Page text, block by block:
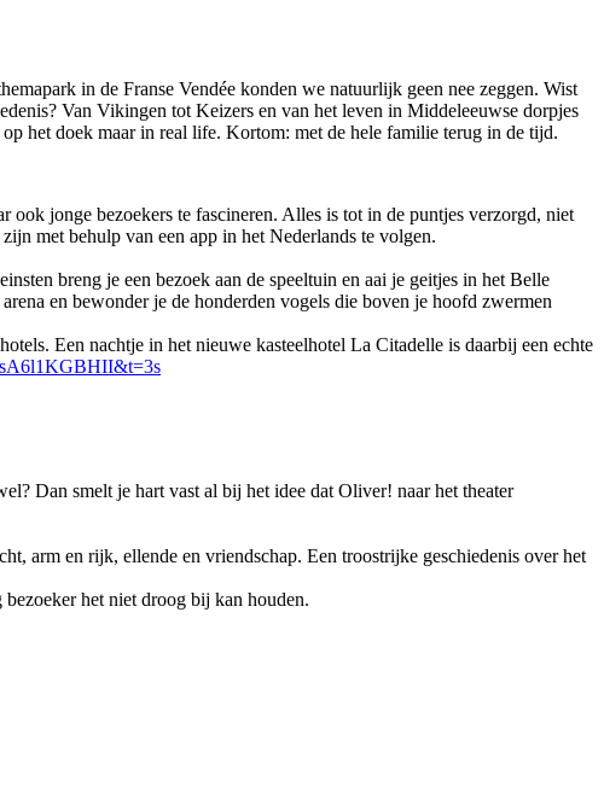
in de Franse Vendée konden we natuurlijk geen nee zeggen. Wist
Van Vikingen tot Keizers en van het leven in Middeleeuwse dorpjes
het doek maar in real life. Kortom: met de hele familie terug in de tijd.
ook jonge bezoekers te fascineren. Alles is tot in de puntjes verzorgd, niet
met behulp van een app in het Nederlands te volgen.
breng je een bezoek aan de speeltuin en aai je geitjes in het Belle
en bewonder je de honderden vogels die boven je hoofd zwermen
Een nachtje in het nieuwe kasteelhotel La Citadelle is daarbij een echte
Dan smelt je hart vast al bij het idee dat Oliver! naar het theater
arm en rijk, ellende en vriendschap. Een troostrijke geschiedenis over het
het niet droog bij kan houden.